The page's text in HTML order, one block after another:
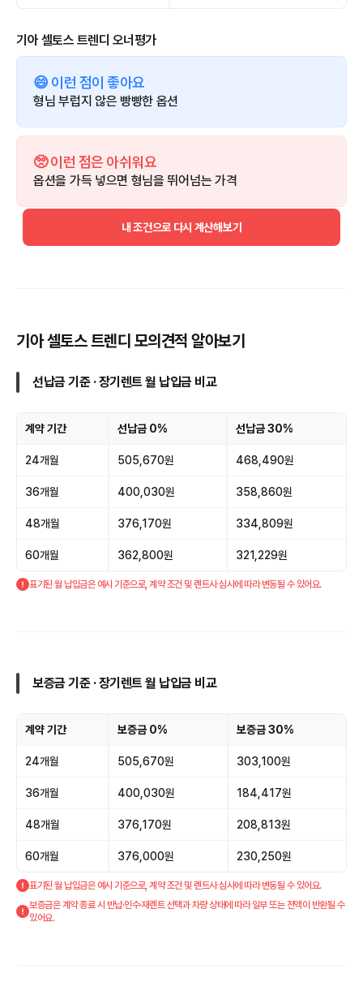
기아 셀토스 트렌디 오너평가
😄 이런 점이 좋아요
형님 부럽지 않은 빵빵한 옵션
🥺 이런 점은 아쉬워요
옵션을 가득 넣으면 형님을 뛰어넘는 가격
내 조건으로 다시 계산해보기
기아 셀토스 트렌디 모의견적 알아보기
선납금 기준 · 장기렌트 월 납입금 비교
계약 기간 선납금 0% 선납금 30%
24개월 505,670원 468,490원
36개월 400,030원 358,860원
48개월 376,170원 334,809원
60개월 362,800원 321,229원
표기된 월 납입금은 예시 기준으로, 계약 조건 및 렌트사 심사에 따라 변동될 수 있어요.
보증금 기준 · 장기렌트 월 납입금 비교
계약 기간 보증금 0% 보증금 30%
24개월 505,670원 303,100원
36개월 400,030원 184,417원
48개월 376,170원 208,813원
60개월 376,000원 230,250원
표기된 월 납입금은 예시 기준으로, 계약 조건 및 렌트사 심사에 따라 변동될 수 있어요.
보증금은 계약 종료 시 반납·인수·재렌트 선택과 차량 상태에 따라 일부 또는 전액이 반환될 수
있어요.